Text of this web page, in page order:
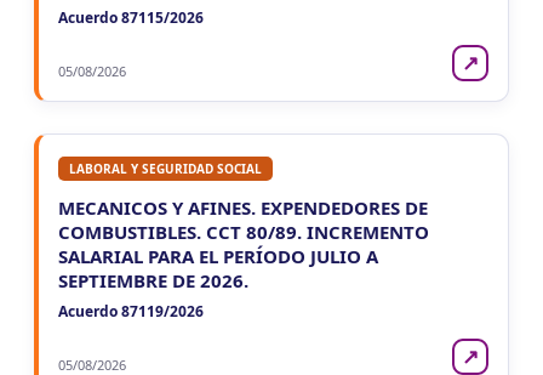
Acuerdo 87115/2026
05/08/2026 ↗
LABORAL Y SEGURIDAD SOCIAL
MECANICOS Y AFINES. EXPENDEDORES DE
COMBUSTIBLES. CCT 80/89. INCREMENTO
SALARIAL PARA EL PERÍODO JULIO A
SEPTIEMBRE DE 2026.
Acuerdo 87119/2026
05/08/2026 ↗